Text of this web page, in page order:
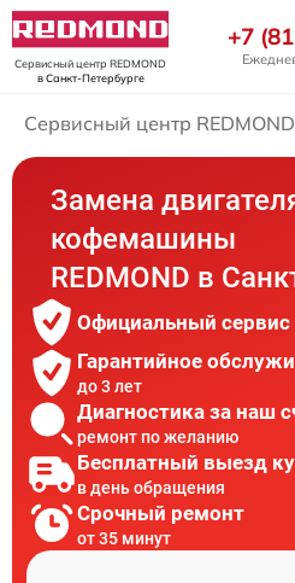
Сервисный центр REDMOND
в Санкт-Петербурге
+7
Сервисный центр REDMOND
Замена
кофемашины
REDMOND в
Официальный сервис
Гарантийное
до 3 лет
Диагностика за наш
ремонт по желанию
Бесплатный выезд
в день обращения
Срочный ремонт
от 35 минут